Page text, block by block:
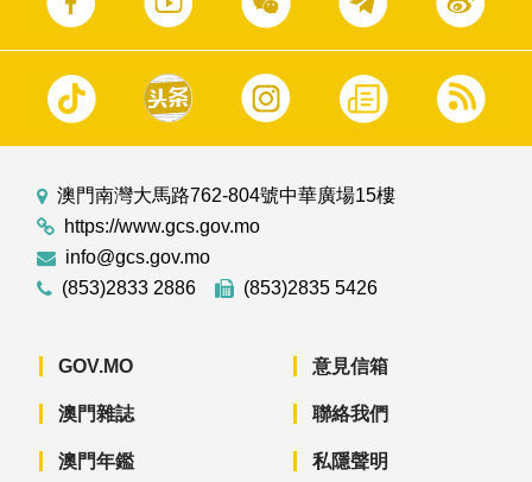
澳門南灣大馬路762-804號中華廣場15樓
https://www.gcs.gov.mo
info@gcs.gov.mo
(853)2833 2886
(853)2835 5426
GOV.MO
澳門雜誌
澳門年鑑
意見信箱
聯絡我們
私隱聲明